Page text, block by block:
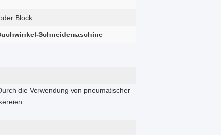
Block
Schneidemaschine
die Verwendung von pneumatischer